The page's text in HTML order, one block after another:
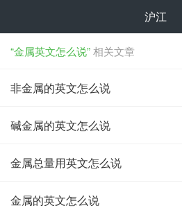
沪江
“金属英文怎么说”相关文章
非金属的英文怎么说
碱金属的英文怎么说
金属总量用英文怎么说
金属的英文怎么说